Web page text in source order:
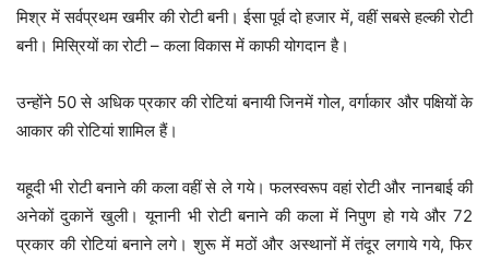
मिश्र में सर्वप्रथम खमीर की रोटी बनी। ईसा पूर्व दो हजार में, वहीं सबसे हल्की रोटी
बनी। मिस्रियों का रोटी – कला विकास में काफी योगदान है।
उन्होंने 50 से अधिक प्रकार की रोटियां बनायी जिनमें गोल, वर्गाकार और पक्षियों के
आकार की रोटियां शामिल हैं।
यहूदी भी रोटी बनाने की कला वहीं से ले गये। फलस्वरूप वहां रोटी और नानबाई की
अनेकों दुकानें खुली। यूनानी भी रोटी बनाने की कला में निपुण हो गये और 72
प्रकार की रोटियां बनाने लगे। शुरू में मठों और अस्थानों में तंदूर लगाये गये, फिर